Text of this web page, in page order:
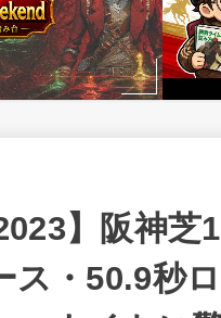
】阪神芝
ス・50.9秒